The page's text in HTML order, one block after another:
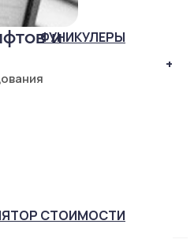
и
ФУНИКУЛЕРЫ
+
СТОИМОСТИ